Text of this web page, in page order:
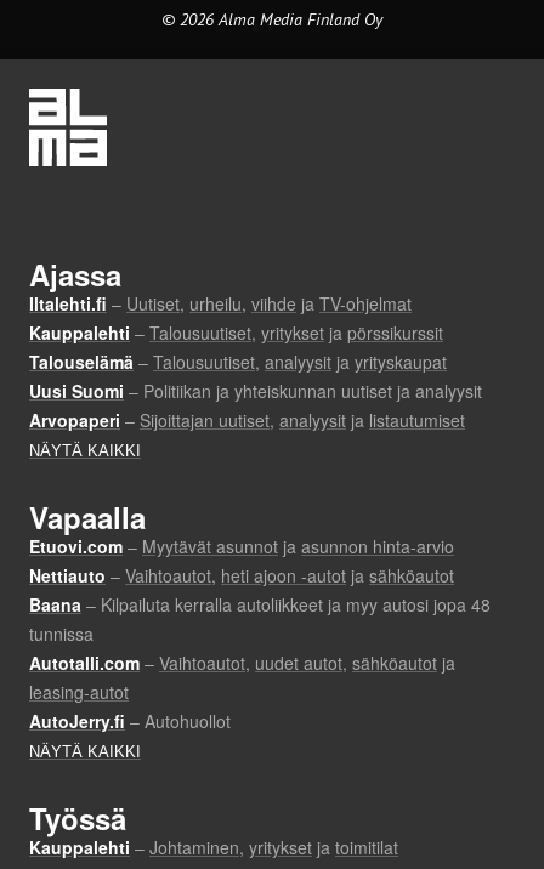
© 2026 Alma Media Finland Oy